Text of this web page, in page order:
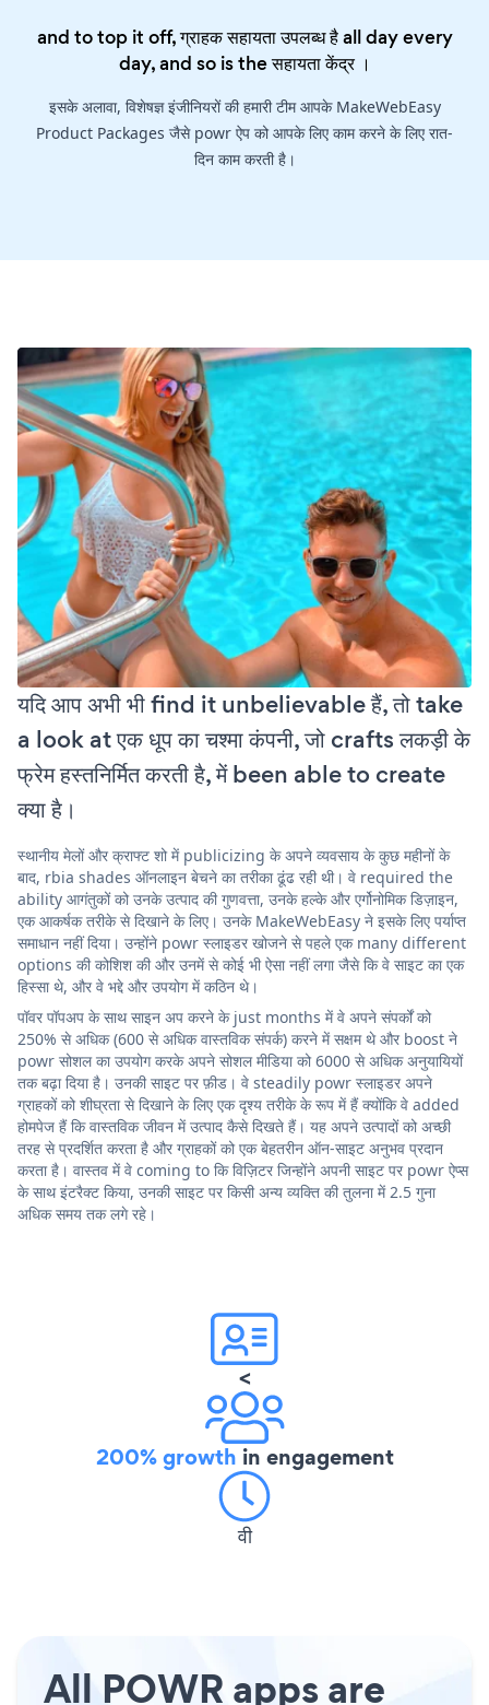
and to top it off, ग्राहक सहायता उपलब्ध है all day every
day, and so is theसहायता केंद्र।
इसके अलावा, विशेषज्ञ इंजीनियरों की हमारी टीम आपके MakeWebEasy
Product Packages जैसे powr ऐप को आपके लिए काम करने के लिए रात-
दिन काम करती है।
यदि आप अभी भी find it unbelievable हैं, तो take
a look at एक धूप का चश्मा कंपनी, जो crafts लकड़ी के
फ्रेम हस्तनिर्मित करती है, में been able to create
क्या है।
स्थानीय मेलों और क्राफ्ट शो में publicizing के अपने व्यवसाय के कुछ महीनों के
बाद, rbia shades ऑनलाइन बेचने का तरीका ढूंढ रही थी। वे required the
ability आगंतुकों को उनके उत्पाद की गुणवत्ता, उनके हल्के और एर्गोनोमिक डिज़ाइन,
एक आकर्षक तरीके से दिखाने के लिए। उनके MakeWebEasy ने इसके लिए पर्याप्त
समाधान नहीं दिया। उन्होंने powr स्लाइडर खोजने से पहले एक many different
options की कोशिश की और उनमें से कोई भी ऐसा नहीं लगा जैसे कि वे साइट का एक
हिस्सा थे, और वे भद्दे और उपयोग में कठिन थे।
पॉवर पॉपअप के साथ साइन अप करने के just months में वे अपने संपर्कों को
250% से अधिक (600 से अधिक वास्तविक संपर्क) करने में सक्षम थे और boost ने
powr सोशल का उपयोग करके अपने सोशल मीडिया को 6000 से अधिक अनुयायियों
तक बढ़ा दिया है। उनकी साइट पर फ़ीड। वे steadily powr स्लाइडर अपने
ग्राहकों को शीघ्रता से दिखाने के लिए एक दृश्य तरीके के रूप में हैं क्योंकि वे added
होमपेज हैं कि वास्तविक जीवन में उत्पाद कैसे दिखते हैं। यह अपने उत्पादों को अच्छी
तरह से प्रदर्शित करता है और ग्राहकों को एक बेहतरीन ऑन-साइट अनुभव प्रदान
करता है। वास्तव में वे coming to कि विज़िटर जिन्होंने अपनी साइट पर powr ऐप्स
के साथ इंटरैक्ट किया, उनकी साइट पर किसी अन्य व्यक्ति की तुलना में 2.5 गुना
अधिक समय तक लगे रहे।
<
200% growth in engagement
वी
All POWR apps are